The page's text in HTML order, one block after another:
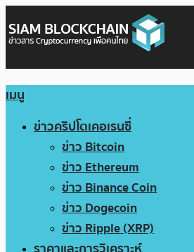
เมนู
ข่าวคริปโตเคอเรนซี่
ข่าว Bitcoin
ข่าว Ethereum
ข่าว Binance Coin
ข่าว Dogecoin
ข่าว Ripple (XRP)